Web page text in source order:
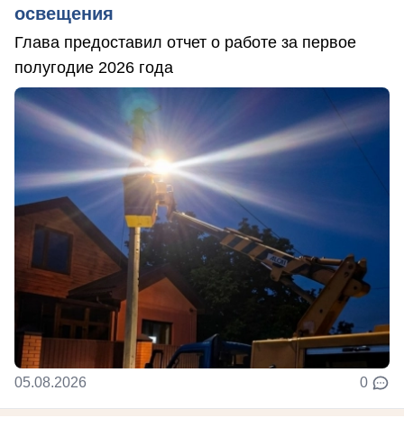
освещения
Глава предоставил отчет о работе за первое
полугодие 2026 года
05.08.2026 0